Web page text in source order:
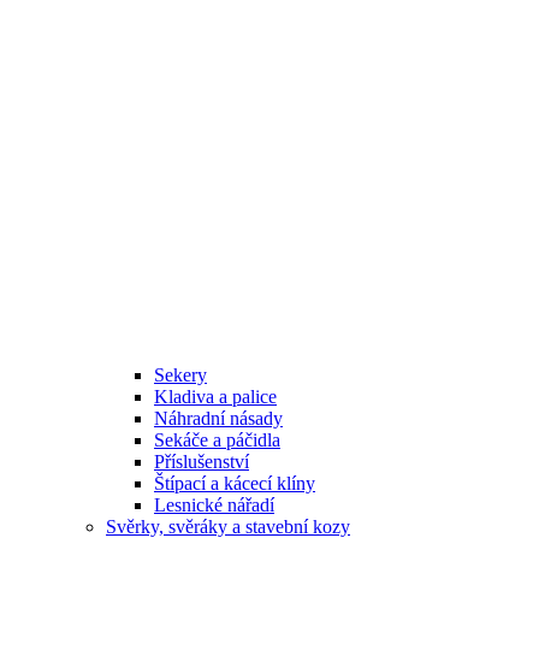
Sekery
Kladiva a palice
Náhradní násady
Sekáče a páčidla
Příslušenství
Štípací a kácecí klíny
Lesnické nářadí
Svěrky, svěráky a stavební kozy